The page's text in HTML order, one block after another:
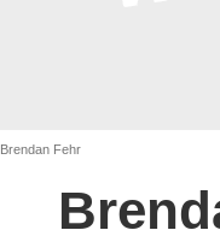
Brendan Fehr